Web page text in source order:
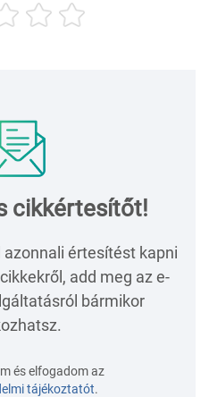
cikkértesítőt!
értesítést kapni
add meg az e-
bármikor
és elfogadom az
tájékoztatót.